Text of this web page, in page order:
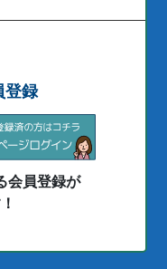
登録
会員登録が